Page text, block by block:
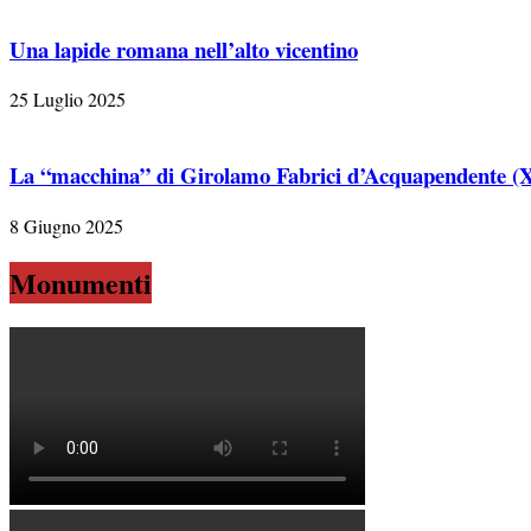
Una lapide romana nell’alto vicentino
25 Luglio 2025
La “macchina” di Girolamo Fabrici d’Acquapendente
8 Giugno 2025
Monumenti